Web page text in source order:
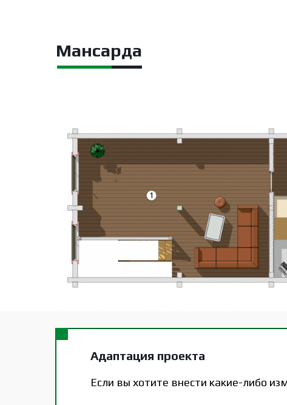
Мансарда
Если вы хотите внести какие-либо
Адаптация проекта